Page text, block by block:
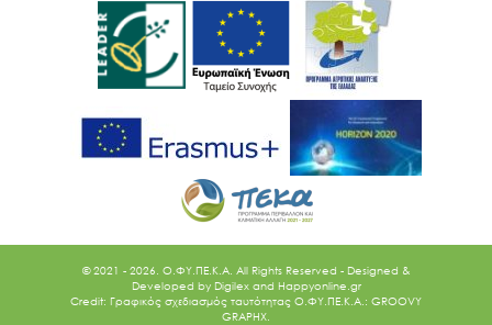
Ακολουθήστε μας
© 2021 - 2026. O.ΦΥ.ΠΕ.Κ.Α. All Rights Reserved - Designed &
Developed by Digilex and Happyonline.gr
Credit: Γραφικός σχεδιασμός ταυτότητας Ο.ΦΥ.ΠΕ.Κ.Α.: GROOVY
GRAPHX.